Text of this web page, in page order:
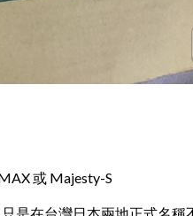
或 Majesty-S